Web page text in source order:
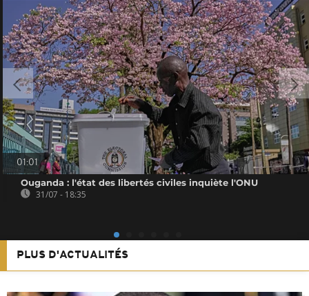
01:01
Ouganda : l'état des libertés civiles inquiète l'ONU
31/07 - 18:35
PLUS D'ACTUALITÉS